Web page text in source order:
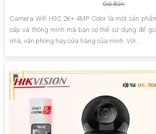
Giá Bán:
Camera Wifi H3C 2K+ 4MP Color là một sản
cấp và thông minh mà bạn có thể sử dụng để
nhà, văn phòng hay cửa hàng của mình. Với...